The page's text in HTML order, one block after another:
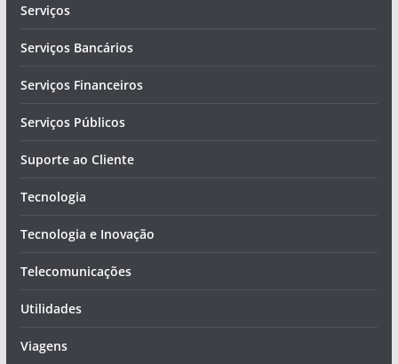
Serviços
Serviços Bancários
Serviços Financeiros
Serviços Públicos
Suporte ao Cliente
Tecnologia
Tecnologia e Inovação
Telecomunicações
Utilidades
Viagens